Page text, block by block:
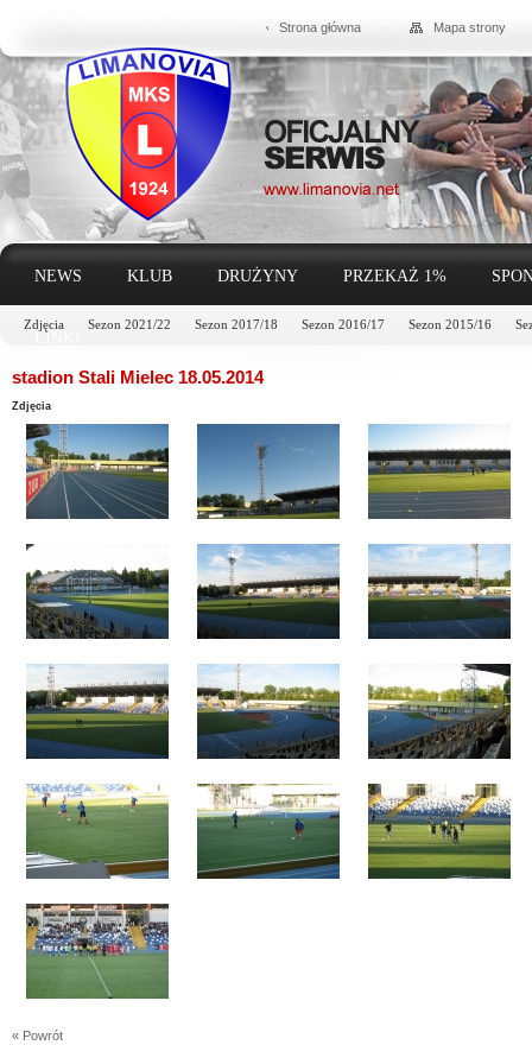
Strona główna Mapa strony
NEWS KLUB DRUŻYNY PRZEKAŻ 1%
Zdjęcia Sezon 2021/22 Sezon 2017/18 Sezon 2016/17 Sezon 2015/16
LINKI
stadion Stali Mielec 18.05.2014
Zdjęcia
« Powrót